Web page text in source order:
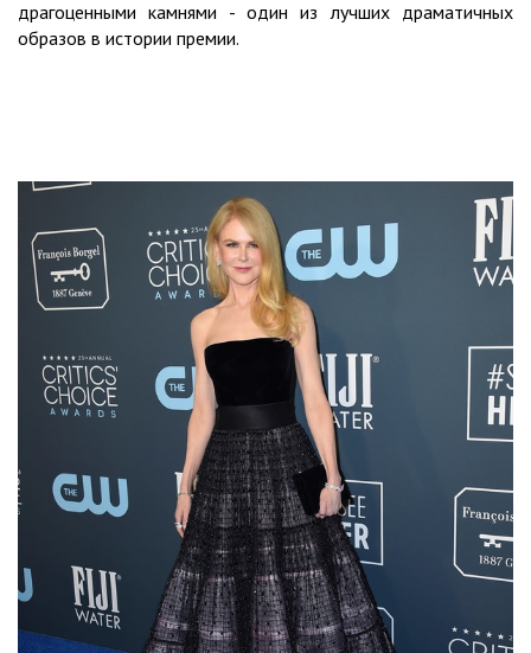
драгоценными камнями - один из лучших драматичных
образов в истории премии.